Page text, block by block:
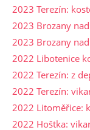
2023 Terezín:
2023 Brozany
2023 Brozany
2022 Libotenice
2022 Terezín: z
2022 Terezín:
2022 Litoměřice:
2022 Hoštka: